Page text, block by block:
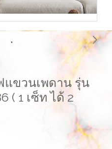
แขวนเพดาน รุ่น
( 1 เซ็ท ได้ 2